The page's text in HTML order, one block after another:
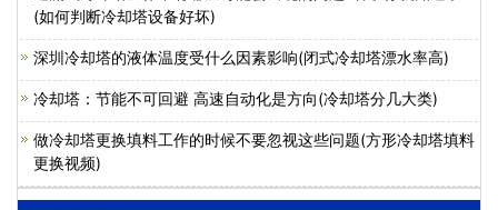
(如何判断冷却塔设备好坏)
深圳冷却塔的液体温度受什么因素影响(闭式冷却塔漂水率高)
冷却塔：节能不可回避 高速自动化是方向(冷却塔分几大类)
做冷却塔更换填料工作的时候不要忽视这些问题(方形冷却塔填料
更换视频)